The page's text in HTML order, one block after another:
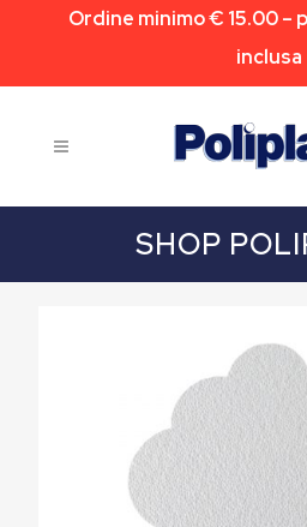
Ordine minimo € 15.00 –
inclusa
SHOP